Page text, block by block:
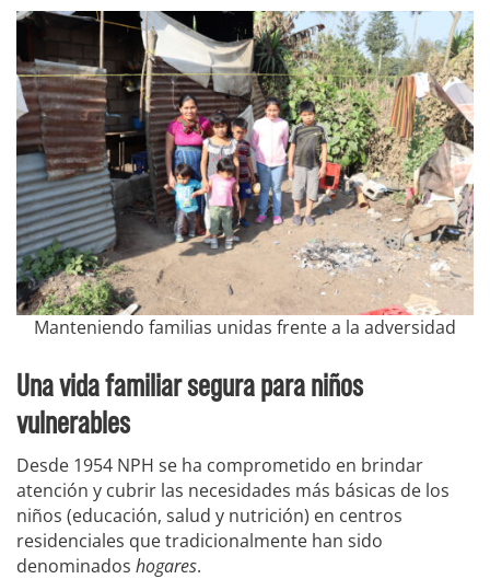
Manteniendo familias unidas frente a la adversidad
Una vida familiar segura para niños
vulnerables
Desde 1954 NPH se ha comprometido en brindar
atención y cubrir las necesidades más básicas de los
niños (educación, salud y nutrición) en centros
residenciales que tradicionalmente han sido
denominados hogares.